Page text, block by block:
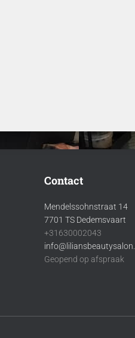
Contact
Mendelssohnstraat 14
7701 TS Dedemsvaart
+31630002043
Geopend op afspraak